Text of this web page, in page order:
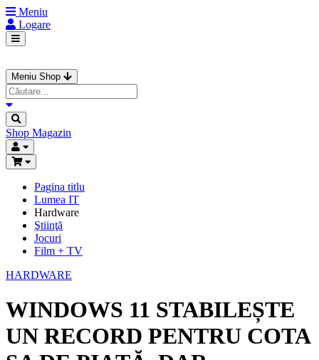
Meniu
Logare
Meniu Shop
Shop Magazin
Pagina titlu
Lumea IT
Hardware
Ştiinţă
Jocuri
Film + TV
HARDWARE
WINDOWS 11 STABILEȘTE
UN RECORD PENTRU COTA